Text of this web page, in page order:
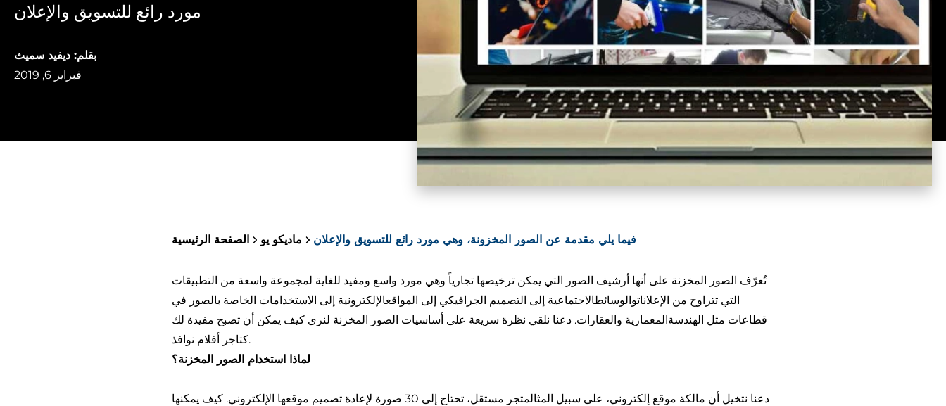
مورد رائع للتسويق والإعلان
بقلم: ديفيد سميث
فبراير 6, 2019
الصفحة الرئيسية ماديكو يو فيما يلي مقدمة عن الصور المخزونة، وهي مورد رائع للتسويق والإعلان
تُعرّف الصور المخزنة على أنها أرشيف الصور التي يمكن ترخيصها تجارياً وهي مورد واسع ومفيد للغاية لمجموعة واسعة من التطبيقات
التي تتراوح من الإعلاناتوالوسائطالاجتماعية إلى التصميم الجرافيكي إلى المواقعالإلكترونية إلى الاستخدامات الخاصة بالصور في
قطاعات مثل الهندسةالمعمارية والعقارات. دعنا نلقي نظرة سريعة على أساسيات الصور المخزنة لنرى كيف يمكن أن تصبح مفيدة لك
كتاجر أفلام نوافذ.
لماذا استخدام الصور المخزنة؟
دعنا نتخيل أن مالكة موقع إلكتروني، على سبيل المثالمتجر
مستقل، تحتاج إلى 30 صورة لإعادة تصميم موقعها الإلكتروني. كيف يمكنها